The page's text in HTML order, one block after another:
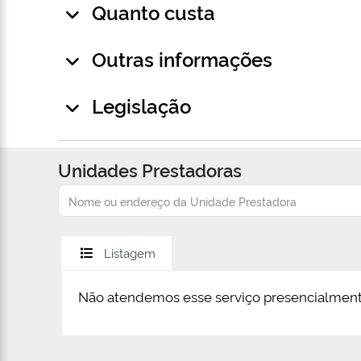
Quanto custa
Outras informações
Legislação
Unidades Prestadoras
Listagem
Não atendemos esse serviço